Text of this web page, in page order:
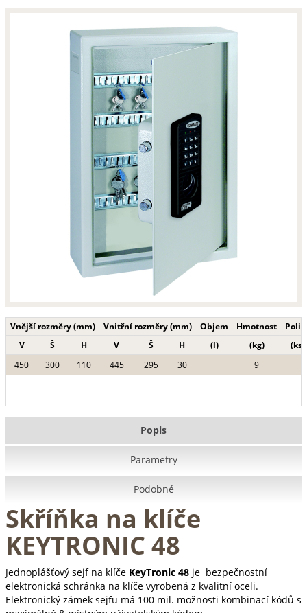
Vnější rozměry (mm) Vnitřní rozměry (mm) Objem Hmotnost
V
Š H V Š H (l) (kg)
(ks)
450
300 110 445 295 30 9
Popis
Parametry
Podobné
Skříňka na klíče
KEYTRONIC 48
Jednoplášťový sejf na klíče KeyTronic 48 je bezpečnostní
elektronická schránka na klíče vyrobená z kvalitní oceli.
Elektronický zámek sejfu má 100 mil. možnosti kombinací kódů s